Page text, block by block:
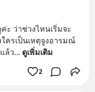
ะ ว่าช่วงไหนเริ่มจะ
ครเป็นเหตุจูงอารมณ์
ล้ว... ดูเพิ่มเติม
2